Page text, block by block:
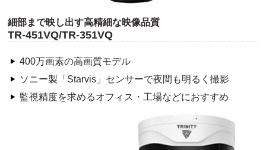
細部まで映し出す高精細な映像品質
TR-451VQ/TR-351VQ
400万画素の高画質モデル
ソニー製「Starvis」センサーで夜間も明るく撮影
監視精度を求めるオフィス・工場などにおすすめ